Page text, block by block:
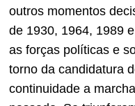
outros momentos
de 1930, 1964, 1989
as forças políticas e
torno da candidatura
continuidade a